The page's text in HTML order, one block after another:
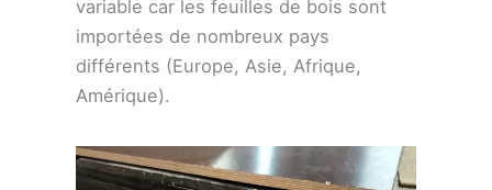
variable car les feuilles de bois sont
importées de nombreux pays
différents (Europe, Asie, Afrique,
Amérique).